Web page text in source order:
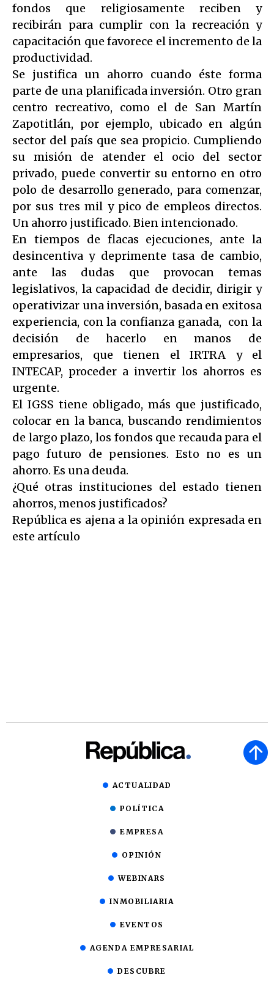
fondos que religiosamente reciben y
recibirán para cumplir con la recreación y
capacitación que favorece el incremento de la
productividad.
Se justifica un ahorro cuando éste forma
parte de una planificada inversión. Otro gran
centro recreativo, como el de San Martín
Zapotitlán, por ejemplo, ubicado en algún
sector del país que sea propicio. Cumpliendo
su misión de atender el ocio del sector
privado, puede convertir su entorno en otro
polo de desarrollo generado, para comenzar,
por sus tres mil y pico de empleos directos.
Un ahorro justificado. Bien intencionado.
En tiempos de flacas ejecuciones, ante la
desincentiva y deprimente tasa de cambio,
ante las dudas que provocan temas
legislativos, la capacidad de decidir, dirigir y
operativizar una inversión, basada en exitosa
experiencia, con la confianza ganada, con la
decisión de hacerlo en manos de
empresarios, que tienen el IRTRA y el
INTECAP, proceder a invertir los ahorros es
urgente.
El IGSS tiene obligado, más que justificado,
colocar en la banca, buscando rendimientos
de largo plazo, los fondos que recauda para el
pago futuro de pensiones. Esto no es un
ahorro. Es una deuda.
¿Qué otras instituciones del estado tienen
ahorros, menos justificados?
República es ajena a la opinión expresada en
este artículo
ACTUALIDAD
POLÍTICA
EMPRESA
OPINIÓN
WEBINARS
INMOBILIARIA
EVENTOS
AGENDA EMPRESARIAL
DESCUBRE